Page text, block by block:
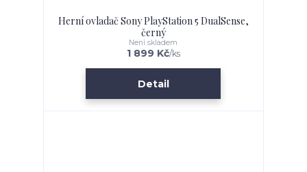
Herní ovladač Sony PlayStation 5 DualSense,
černý
1 899 Kč/ks
Není skladem
Detail